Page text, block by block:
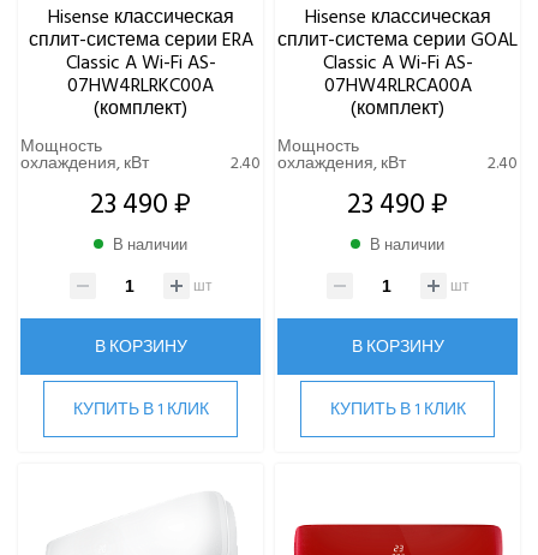
Hisense классическая
сплит-система серии ERA
Classic A Wi-Fi AS-
07HW4RLRKC00A
(комплект)
Мощность
охлаждения, кВт 2.40
23 490 ₽
В наличии
шт
В КОРЗИНУ
КУПИТЬ В 1 КЛИК
Hisense классическая
сплит-система серии GOAL
Classic A Wi-Fi AS-
07HW4RLRCA00A
(комплект)
Мощность
охлаждения, кВт 2.40
23 490 ₽
В наличии
шт
В КОРЗИНУ
КУПИТЬ В 1 КЛИК